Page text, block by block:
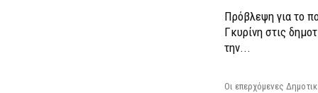
Πρόβλεψη για το
Γκυρίνη στις
την...
Οι επερχόμενες